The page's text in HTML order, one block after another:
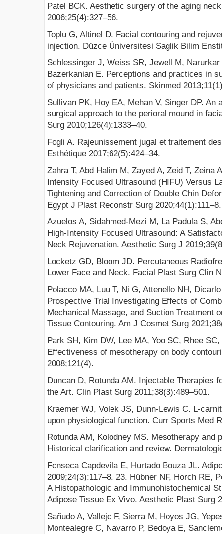
Patel BCK. Aesthetic surgery of the aging
2006;25(4):327–56.
Toplu G, Altinel D. Facial contouring and
injection. Düzce Üniversitesi Saglik Bilim
Schlessinger J, Weiss SR, Jewell M,
Bazerkanian E. Perceptions and practices in
of physicians and patients. Skinmed
Sullivan PK, Hoy EA, Mehan V, Singer DP. An
surgical approach to the perioral mound in
Surg 2010;126(4):1333–40.
Fogli A. Rajeunissement jugal et traitement
Esthétique 2017;62(5):424–34.
Zahra T, Abd Halim M, Zayed A, Zeid T, Zeina
Intensity Focused Ultrasound (HIFU) Versus
Tightening and Correction of Double Chin
Egypt J Plast Reconstr Surg 2020;44(1):111–8.
Azuelos A, Sidahmed-Mezi M, La Padula S,
High-Intensity Focused Ultrasound: A
Neck Rejuvenation. Aesthetic Surg J
Locketz GD, Bloom JD. Percutaneous
Lower Face and Neck. Facial Plast Surg Clin
Polacco MA, Luu T, Ni G, Attenello NH,
Prospective Trial Investigating Effects of
Mechanical Massage, and Suction Treatment
Tissue Contouring. Am J Cosmet Surg
Park SH, Kim DW, Lee MA, Yoo SC, Rhee
Effectiveness of mesotherapy on body
2008;121(4).
Duncan D, Rotunda AM. Injectable Therapies
the Art. Clin Plast Surg 2011;38(3):489–501.
Kraemer WJ, Volek JS, Dunn-Lewis C. L-
upon physiological function. Curr Sports Med
Rotunda AM, Kolodney MS. Mesotherapy and
Historical clarification and review.
Fonseca Capdevila E, Hurtado Bouza JL.
2009;24(3):117–8. 23. Hübner NF, Horch RE,
A Histopathologic and Immunohistochemical
Adipose Tissue Ex Vivo. Aesthetic Plast Surg
Sañudo A, Vallejo F, Sierra M, Hoyos JG,
Montealegre C, Navarro P, Bedoya E,